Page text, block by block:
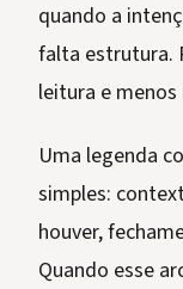
quando a
falta estrutura.
leitura e
Uma legenda
simples:
houver,
Quando esse